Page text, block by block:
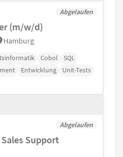
Abgelaufen
(m/w/d)
Hamburg
Cobol
SQL
Entwicklung Unit-Tests
Abgelaufen
Support